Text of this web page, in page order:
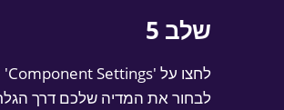
כאן תוכלו
לבחור את המדיה שלכם דרך הגלריה,